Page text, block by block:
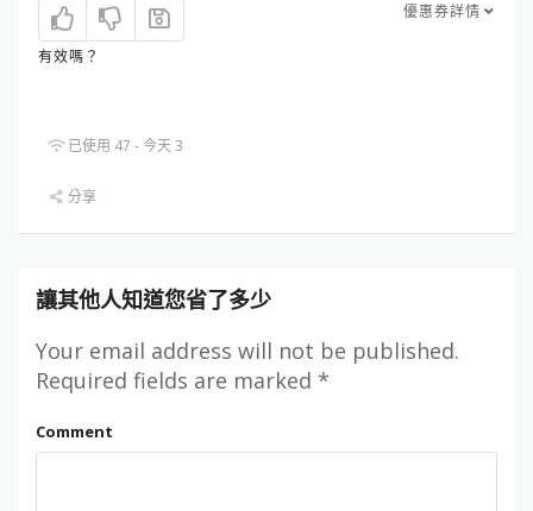
有效嗎？
優惠券詳情
已使用 47 - 今天 3
分享
讓其他人知道您省了多少
Your email address will not be published.
Required fields are marked *
Comment